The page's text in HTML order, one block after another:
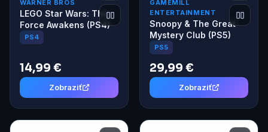
WARNER BROS
LEGO Star Wars: The
Force Awakens (PS4)
PS4
14,99 €
Zobraziť
GAMEMILL
ENTERTAINMENT
Snoopy & The Great
Mystery Club (PS5)
PS5
29,99 €
Zobraziť